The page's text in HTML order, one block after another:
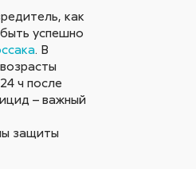
как
успешно
. В
ч после
– важный
защиты